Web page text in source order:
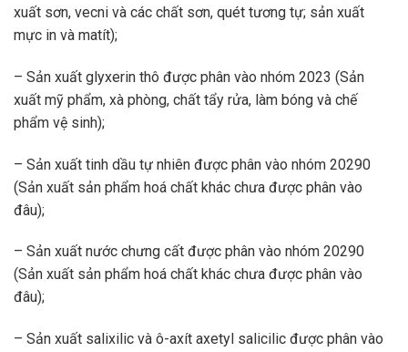
xuất sơn, vecni và các chất sơn, quét tương tự; sản xuất
mực in và matít);
– Sản xuất glyxerin thô được phân vào nhóm 2023 (Sản
xuất mỹ phẩm, xà phòng, chất tẩy rửa, làm bóng và chế
phẩm vệ sinh);
– Sản xuất tinh dầu tự nhiên được phân vào nhóm 20290
(Sản xuất sản phẩm hoá chất khác chưa được phân vào
đâu);
– Sản xuất nước chưng cất được phân vào nhóm 20290
(Sản xuất sản phẩm hoá chất khác chưa được phân vào
đâu);
– Sản xuất salixilic và ô-axít axetyl salicilic được phân vào